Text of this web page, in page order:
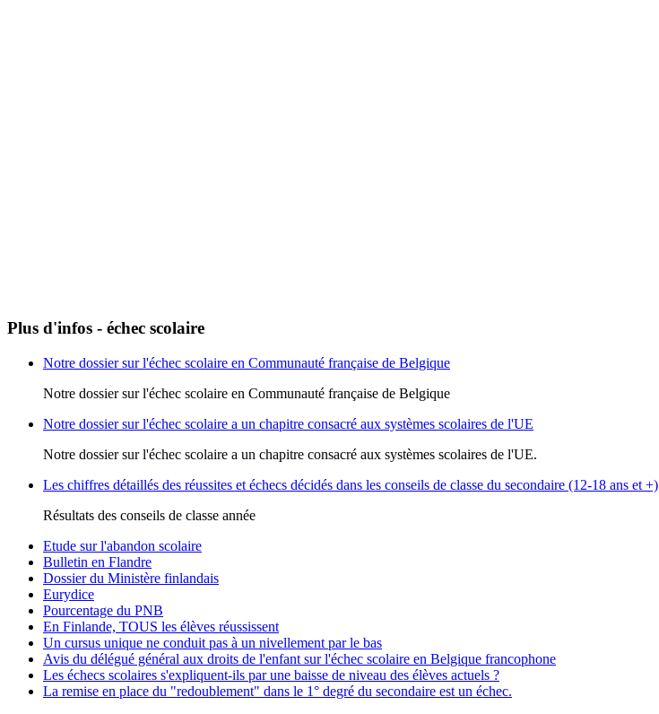
Plus d'infos - échec scolaire
Notre dossier sur l'échec scolaire en Communauté française de Belgique
Notre dossier sur l'échec scolaire en Communauté française de Belgique
Notre dossier sur l'échec scolaire a un chapitre consacré aux systèmes scolaires de l'UE
Notre dossier sur l'échec scolaire a un chapitre consacré aux systèmes scolaires de l'UE.
Les chiffres détaillés des réussites et échecs décidés dans les conseils de classe du secondaire (12-18 ans et +)
Résultats des conseils de classe année
Etude sur l'abandon scolaire
Bulletin en Flandre
Dossier du Ministère finlandais
Eurydice
Pourcentage du PNB
En Finlande, TOUS les élèves réussissent
Un cursus unique ne conduit pas à un nivellement par le bas
Avis du délégué général aux droits de l'enfant sur l'échec scolaire en Belgique francophone
Les échecs scolaires s'expliquent-ils par une baisse de niveau des élèves actuels ?
La remise en place du "redoublement" dans le 1° degré du secondaire est un échec.